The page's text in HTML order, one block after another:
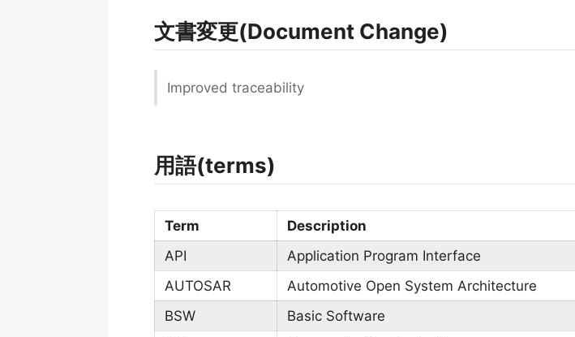
文書変更(Document Change)
Improved traceability
用語(terms)
Term
Description
API
Application Program Interface
AUTOSAR
Automotive Open System Architecture
BSW
Basic Software